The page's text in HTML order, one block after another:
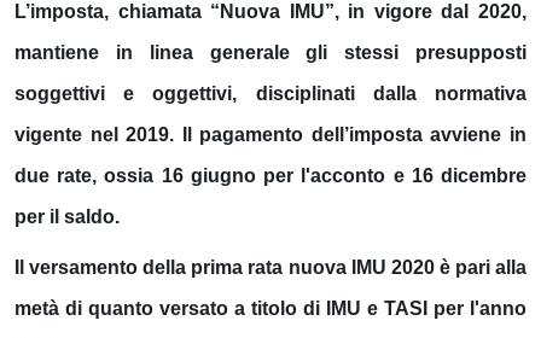
L’imposta, chiamata “ Nuova IMU”, in vigore dal 2020,
mantiene in linea generale gli stessi presupposti
soggettivi e oggettivi, disciplinati dalla normativa
vigente nel 2019. Il pagamento dell’imposta avviene in
due rate, ossia 16 giugno per l'acconto e16 dicembre
per il saldo.
Il versamento della prima rata nuova IMU 2020 è pari alla
metà di quanto versato a titolo di IMU e TASI per l'anno